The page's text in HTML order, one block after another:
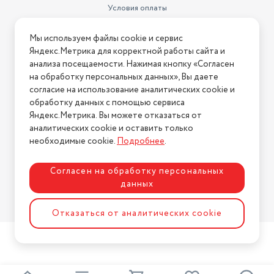
Особенности
уровня воды, рисунок на
воды,индикация включения
Насос
ручной/автоматический
Условия оплаты
Условия возврата
Нашли ошибку на сайте? Напишите нам
2026 © Интернет-магазин "АстМаркет". У нас есть всё!
Политика конфиденциальности
Разработка сайтаASTDESIGN
Мы используем файлы cookie и сервис
Яндекс.Метрика для корректной работы сайта и
анализа посещаемости. Нажимая кнопку «Согласен
на обработку персональных данных», Вы даете
согласие на использование аналитических cookie и
обработку данных с помощью сервиса
Яндекс.Метрика. Вы можете отказаться от
аналитических cookie и оставить только
необходимые cookie.Подробнее.
Согласен на обработку персональных
данных
Отказаться от аналитических cookie